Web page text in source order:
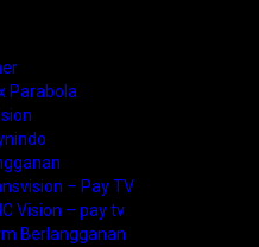
Parabola
– Pay TV
Vision – pay tv
Berlangganan